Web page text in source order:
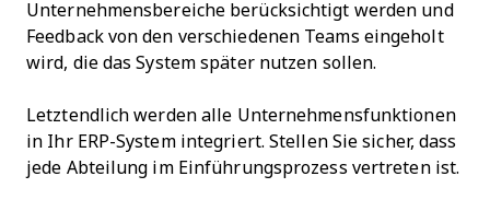
Unternehmensbereiche berücksichtigt werden und
Feedback von den verschiedenen Teams eingeholt
wird, die das System später nutzen sollen.
Letztendlich werden alle Unternehmensfunktionen
in Ihr ERP-System integriert. Stellen Sie sicher, dass
jede Abteilung im Einführungsprozess vertreten ist.